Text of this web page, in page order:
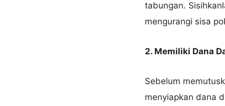
tabungan.
mengurangi sisa
2. Memiliki Dana
Sebelum
menyiapkan dana